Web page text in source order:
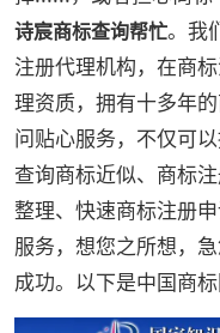
诗宸商标查询帮忙。我
注册代理机构，在商
理资质，拥有十多年
问贴心服务，不仅可
查询商标近似、商标
整理、快速商标注册
服务，想您之所想，
成功。以下是中国商